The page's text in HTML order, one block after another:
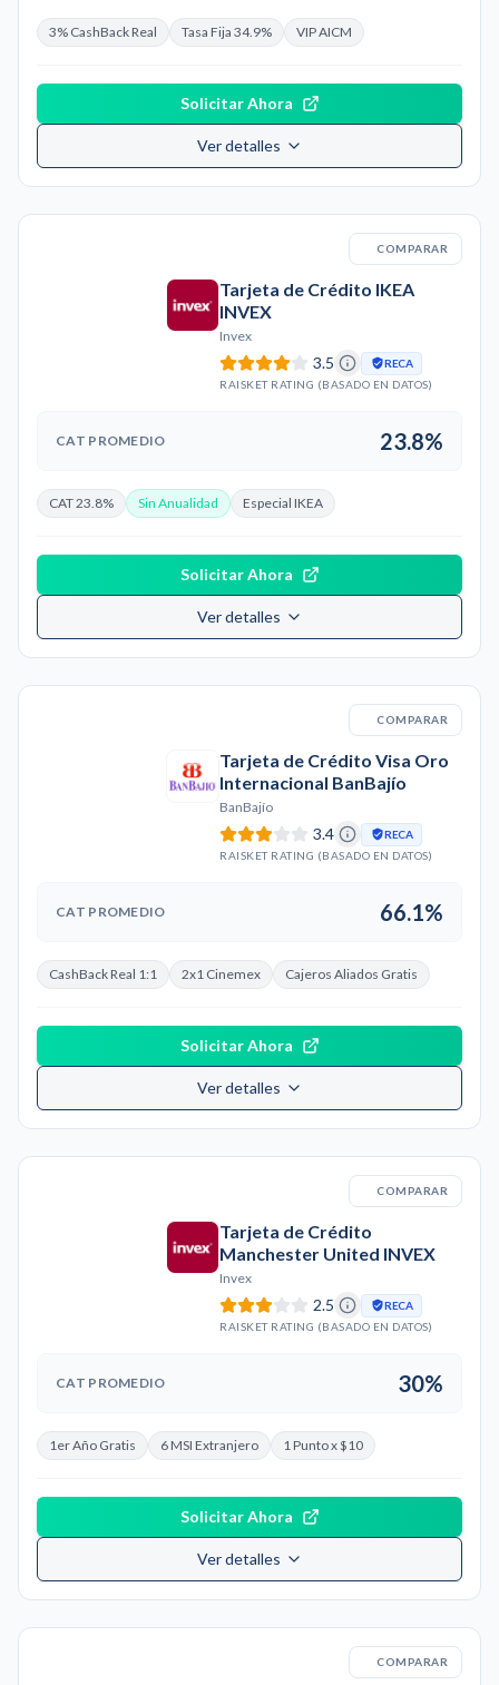
3% CashBack Real Tasa Fija 34.9% VIP AICM
Solicitar Ahora
Ver detalles
COMPARAR
Tarjeta de Crédito IKEA
INVEX
Invex
3.5
RECA
RAISKET RATING (BASADO EN DATOS)
CAT PROMEDIO 23.8%
CAT 23.8% Sin Anualidad Especial IKEA
Solicitar Ahora
Ver detalles
COMPARAR
Tarjeta de Crédito Visa Oro
Internacional BanBajío
BanBajío
3.4
RECA
RAISKET RATING (BASADO EN DATOS)
CAT PROMEDIO 66.1%
CashBack Real 1:1 2x1 Cinemex Cajeros Aliados Gratis
Solicitar Ahora
Ver detalles
COMPARAR
Tarjeta de Crédito
Manchester United INVEX
Invex
2.5
RECA
RAISKET RATING (BASADO EN DATOS)
CAT PROMEDIO 30%
1er Año Gratis 6 MSI Extranjero 1 Punto x $10
Solicitar Ahora
Ver detalles
COMPARAR